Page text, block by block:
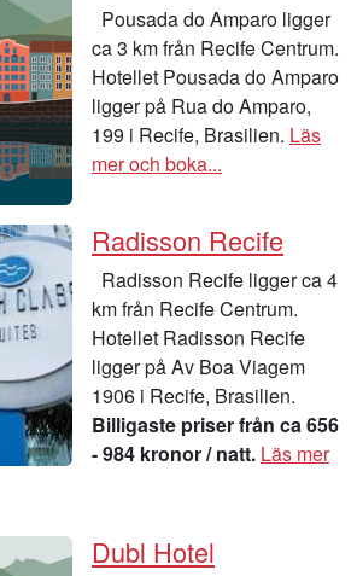
Pousada do Amparo ligger
ca 3 km från Recife Centrum.
Hotellet Pousada do Amparo
ligger på Rua do Amparo,
199 i Recife, Brasilien. Läs
mer och boka...
Radisson Recife
Radisson Recife ligger ca 4
km från Recife Centrum.
Hotellet Radisson Recife
ligger på Av Boa Viagem
1906 i Recife, Brasilien.
Billigaste priser från ca 656
- 984 kronor / natt. Läs mer
Dubl Hotel